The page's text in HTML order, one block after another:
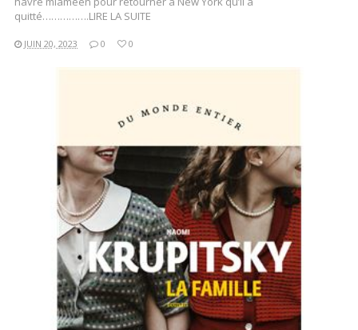
quitté…………….LIRE LA SUITE
JUIN 20, 2023 0 0
LIRE LA SUITE